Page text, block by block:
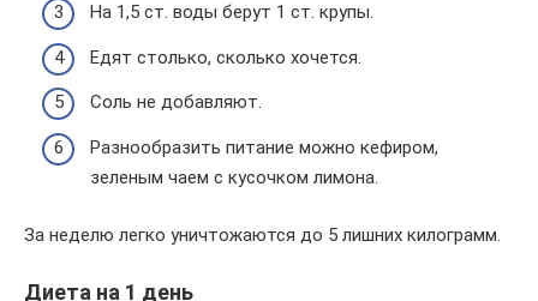
На 1,5 ст. воды берут 1 ст. крупы.
Едят столько, сколько хочется.
Соль не добавляют.
Разнообразить питание можно кефиром,
зеленым чаем с кусочком лимона.
За неделю легко уничтожаются до 5 лишних килограмм.
Диета на 1 день